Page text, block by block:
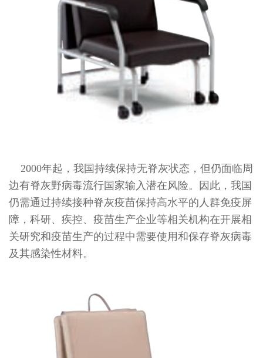
2000年起，我国持续保持无脊灰状态，但仍面临周
边有脊灰野病毒流行国家输入潜在风险。因此，我国
仍需通过持续接种脊灰疫苗保持高水平的人群免疫屏
障，科研、疾控、疫苗生产企业等相关机构在开展相
关研究和疫苗生产的过程中需要使用和保存脊灰病毒
及其感染性材料。